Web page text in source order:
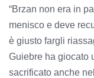
“Brzan non era in
menisco e deve
è giusto fargli
Guiebre ha giocato
sacrificato anche